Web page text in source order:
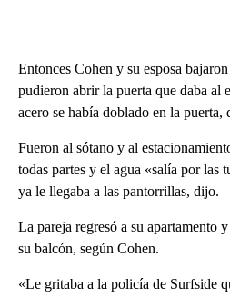
Entonces Cohen y su esposa
pudieron abrir la puerta que daba al
acero se había doblado en la puerta,
Fueron al sótano y al
todas partes y el agua «salía por las
ya le llegaba a las pantorrillas, dijo.
La pareja regresó a su apartamento
su balcón, según Cohen.
«Le gritaba a la policía de Surfside